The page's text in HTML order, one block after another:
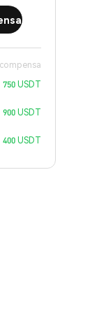
750 USDT
900 USDT
400 USDT